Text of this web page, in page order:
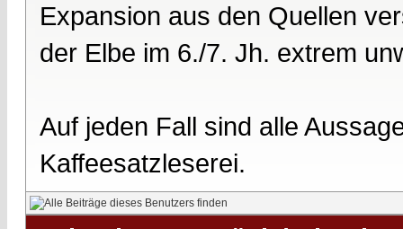
Expansion aus den Quellen
der Elbe im 6./7. Jh. extrem
Auf jeden Fall sind alle
Kaffeesatzleserei.